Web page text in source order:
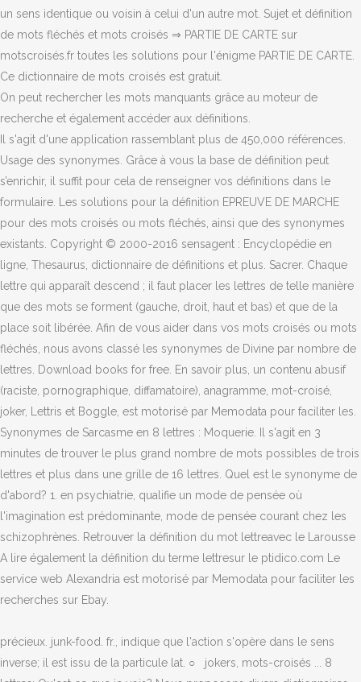
un sens identique ou voisin à celui d'un autre mot. Sujet et définition
de mots fléchés et mots croisés ⇒ PARTIE DE CARTE sur
motscroisés.fr toutes les solutions pour l'énigme PARTIE DE CARTE.
Ce dictionnaire de mots croisés est gratuit.
On peut rechercher les mots manquants grâce au moteur de
recherche et également accéder aux définitions.
Il s'agit d'une application rassemblant plus de 450,000 références.
Usage des synonymes. Grâce à vous la base de définition peut
s’enrichir, il suffit pour cela de renseigner vos définitions dans le
formulaire. Les solutions pour la définition EPREUVE DE MARCHE
pour des mots croisés ou mots fléchés, ainsi que des synonymes
existants. Copyright © 2000-2016 sensagent : Encyclopédie en
ligne, Thesaurus, dictionnaire de définitions et plus. Sacrer. Chaque
lettre qui apparaît descend ; il faut placer les lettres de telle manière
que des mots se forment (gauche, droit, haut et bas) et que de la
place soit libérée. Afin de vous aider dans vos mots croisés ou mots
fléchés, nous avons classé les synonymes de Divine par nombre de
lettres. Download books for free. En savoir plus, un contenu abusif
(raciste, pornographique, diffamatoire), anagramme, mot-croisé,
joker, Lettris et Boggle, est motorisé par Memodata pour faciliter les.
Synonymes de Sarcasme en 8 lettres : Moquerie. Il s'agit en 3
minutes de trouver le plus grand nombre de mots possibles de trois
lettres et plus dans une grille de 16 lettres. Quel est le synonyme de
d'abord? 1. en psychiatrie, qualifie un mode de pensée où
l'imagination est prédominante, mode de pensée courant chez les
schizophrènes. Retrouver la définition du mot lettreavec le Larousse
A lire également la définition du terme lettresur le ptidico.com Le
service web Alexandria est motorisé par Memodata pour faciliter les
recherches sur Ebay.
précieux. junk-food. fr., indique que l'action s'opère dans le sens
inverse; il est issu de la particule lat. ○ jokers, mots-croisés ... 8